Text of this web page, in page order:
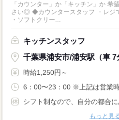
「カウンター」か「キッチン」か 希
さい◎ ◆カウンタースタッフ ・レジでの接客、注文 ・ドリンク作り
・ソフトクリー...
キッチンスタッフ
千葉県浦安市/浦安駅（車 7
時給1,250円～
6：00〜23：00 ※上記は営業時
シフト制なので、自分の都合に
もっと見